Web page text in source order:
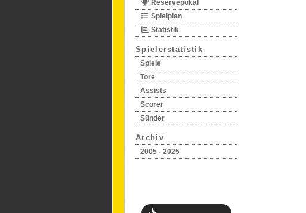
Reservepokal
Spielplan
Statistik
Spielerstatistik
Spiele
Tore
Assists
Scorer
Sünder
Archiv
2005 - 2025